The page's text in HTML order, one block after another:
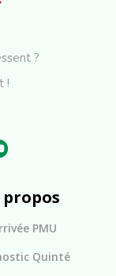
?
!
propos
PMU
Quinté